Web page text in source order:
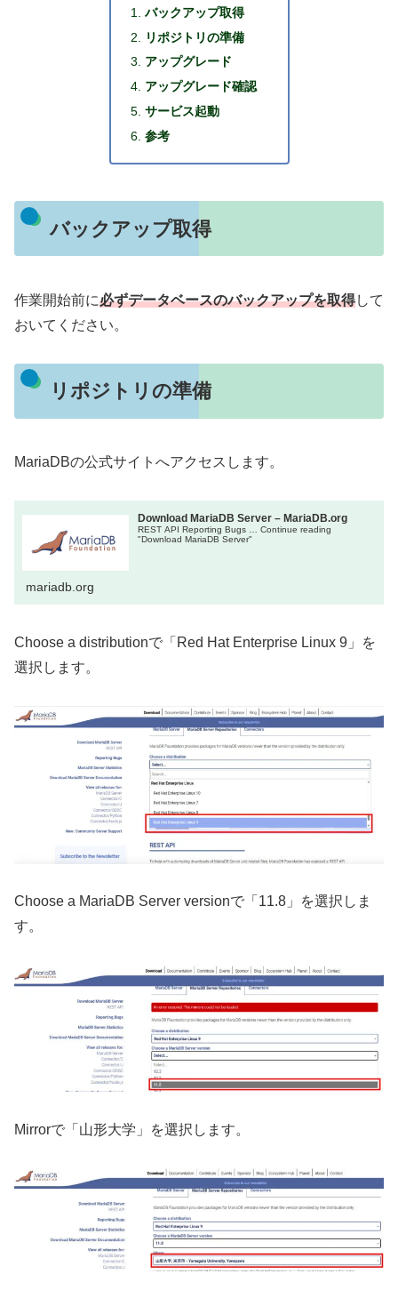
バックアップ取得
リポジトリの準備
アップグレード
アップグレード確認
サービス起動
参考
バックアップ取得
作業開始前に必ずデータベースのバックアップを取得して
おいてください。
リポジトリの準備
MariaDBの公式サイトへアクセスします。
Download MariaDB Server – MariaDB.org
REST API Reporting Bugs … Continue reading
"Download MariaDB Server"
mariadb.org
Choose a distributionで「Red Hat Enterprise Linux 9」を
選択します。
Choose a MariaDB Server versionで「11.8」を選択しま
す。
Mirrorで「山形大学」を選択します。